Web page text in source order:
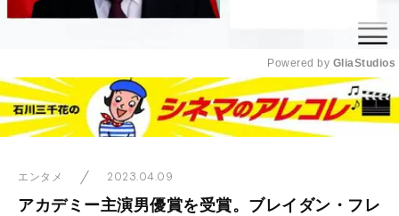
Mute
Powered by GliaStudios
エンタメ 2023.04.09
アカデミー主演男優賞を受賞。ブレイダン・フレ